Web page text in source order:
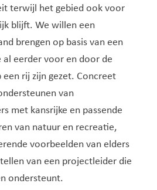
terwijl het gebied ook voor
blijft. We willen een
brengen op basis van een
al eerder voor en door de
rij zijn gezet. Concreet
van
met kansrijke en passende
van natuur en recreatie,
voorbeelden van elders
van een projectleider die
ondersteunt.